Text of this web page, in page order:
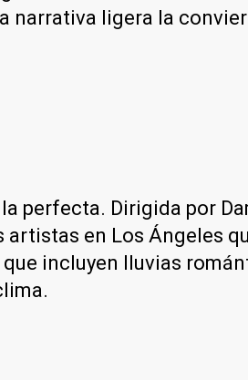
narrativa ligera la
perfecta. Dirigida por
en Los Ángeles
incluyen lluvias